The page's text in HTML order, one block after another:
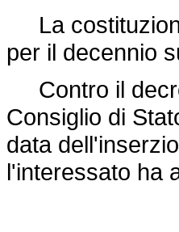
La
per il decennio
Contro il
Consiglio di
data
l'interessato ha